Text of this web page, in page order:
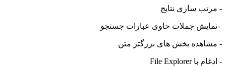
- مرتب سازی نتایج
-نمایش جملات حاوی عبارات جستجو
- مشاهده بخش های بزرگتر متن
- ادغام با File Explorer